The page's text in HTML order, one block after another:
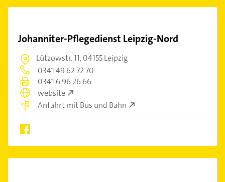
Johanniter-Pflegedienst Leipzig-Nord
Lützowstr. 11,04155 Leipzig
0341 49 62 72 70
0341 6 96 26 66
website
Anfahrt mit Bus und Bahn